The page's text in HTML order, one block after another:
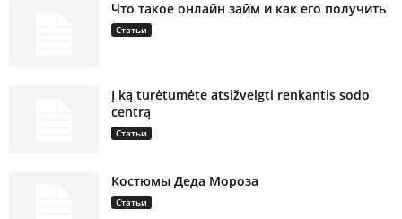
Что такое онлайн займ и как его получить
Статьи
Į ką turėtumėte atsižvelgti renkantis sodo
centrą
Статьи
Костюмы Деда Мороза
Статьи